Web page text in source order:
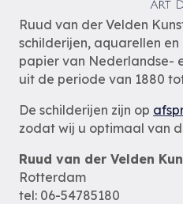
Ruud van der Velden
schilderijen, aquarellen
papier van Nederlandse-
uit de periode van 1880
De schilderijen zijn op
zodat wij u optimaal van
Ruud van der Velden
Rotterdam
tel: 06-54785180